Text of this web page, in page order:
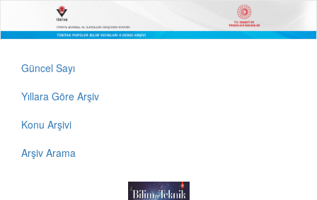
Güncel Sayı
Yıllara Göre Arşiv
Konu Arşivi
Arşiv Arama